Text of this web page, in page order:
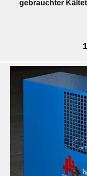
gebrauchter